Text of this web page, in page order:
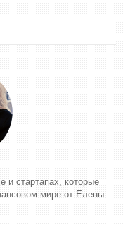
и стартапах, которые
мире от Елены